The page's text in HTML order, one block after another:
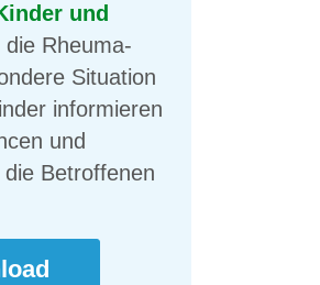
und
die Rheuma-
Situation
informieren
und
Betroffenen